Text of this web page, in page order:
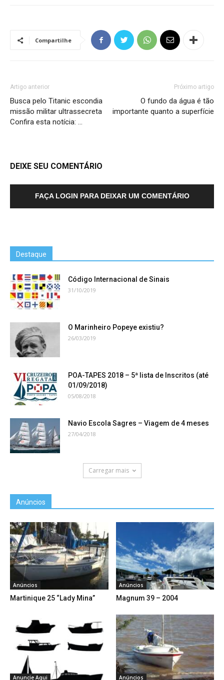
Compartilhe
Artigo anterior
Busca pelo Titanic escondia
missão militar ultrassecreta
Confira esta notícia: …
Próximo artigo
O fundo da água é tão
importante quanto a superfície
DEIXE SEU COMENTÁRIO
FAÇA LOGIN PARA DEIXAR UM COMENTÁRIO
Destaque
Código Internacional de Sinais
31/10/2019
O Marinheiro Popeye existiu?
26/03/2019
POA-TAPES 2018 – 5ª lista de Inscritos (até
01/09/2018)
05/08/2018
Navio Escola Sagres – Viagem de 4 meses
27/04/2018
Carregar mais
Anúncios
Anúncios
Martinique 25 “Lady Mina”
Anúncios
Magnum 39 – 2004
Anuncie Aqui Anúncios